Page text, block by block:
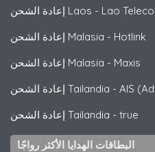
إعادة الشحن Laos - Lao
إعادة الشحن Malasia - Hotlink
إعادة الشحن Malasia - Maxis
إعادة الشحن Tailandia - AIS
إعادة الشحن Tailandia - true
البطاقات الهدايا الأكثر رواجًا